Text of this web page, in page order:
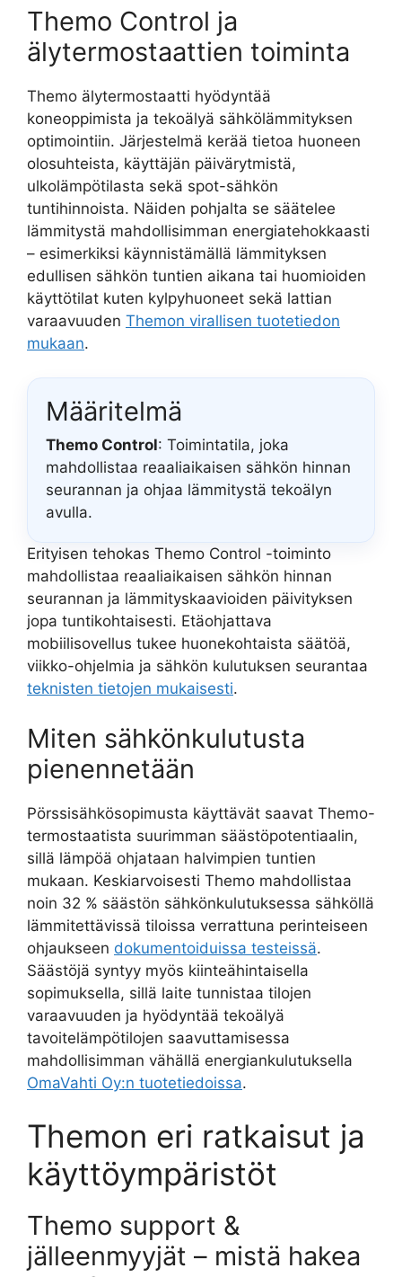
Themo Control ja
älytermostaattien toiminta
Themo älytermostaatti hyödyntää
koneoppimista ja tekoälyä sähkölämmityksen
optimointiin. Järjestelmä kerää tietoa huoneen
olosuhteista, käyttäjän päivärytmistä,
ulkolämpötilasta sekä spot-sähkön
tuntihinnoista. Näiden pohjalta se säätelee
lämmitystä mahdollisimman energiatehokkaasti
– esimerkiksi käynnistämällä lämmityksen
edullisen sähkön tuntien aikana tai huomioiden
käyttötilat kuten kylpyhuoneet sekä lattian
varaavuuden Themon virallisen tuotetiedon
mukaan.
Määritelmä
Themo Control: Toimintatila, joka
mahdollistaa reaaliaikaisen sähkön hinnan
seurannan ja ohjaa lämmitystä tekoälyn
avulla.
Erityisen tehokas Themo Control -toiminto
mahdollistaa reaaliaikaisen sähkön hinnan
seurannan ja lämmityskaavioiden päivityksen
jopa tuntikohtaisesti. Etäohjattava
mobiilisovellus tukee huonekohtaista säätöä,
viikko-ohjelmia ja sähkön kulutuksen seurantaa
teknisten tietojen mukaisesti.
Miten sähkönkulutusta
pienennetään
Pörssisähkösopimusta käyttävät saavat Themo-
termostaatista suurimman säästöpotentiaalin,
sillä lämpöä ohjataan halvimpien tuntien
mukaan. Keskiarvoisesti Themo mahdollistaa
noin 32 % säästön sähkönkulutuksessa sähköllä
lämmitettävissä tiloissa verrattuna perinteiseen
ohjaukseen dokumentoiduissa testeissä.
Säästöjä syntyy myös kiinteähintaisella
sopimuksella, sillä laite tunnistaa tilojen
varaavuuden ja hyödyntää tekoälyä
tavoitelämpötilojen saavuttamisessa
mahdollisimman vähällä energiankulutuksella
OmaVahti Oy:n tuotetiedoissa.
Themon eri ratkaisut ja
käyttöympäristöt
Themo support &
jälleenmyyjät – mistä hakea